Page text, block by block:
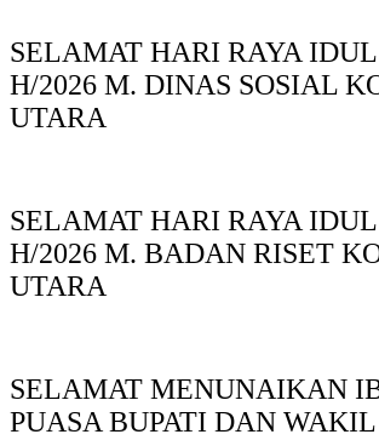
SELAMAT HARI RAYA
H/2026 M. DINAS SOSIAL
UTARA
SELAMAT HARI RAYA
H/2026 M. BADAN RISET
UTARA
SELAMAT MENUNAIKAN
PUASA BUPATI DAN